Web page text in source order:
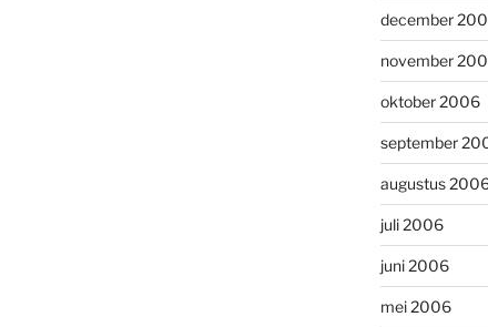
december
november
oktober 2006
september
augustus
juli 2006
juni 2006
mei 2006